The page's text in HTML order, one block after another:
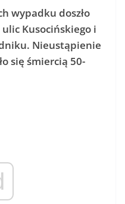
wypadku doszło
Kusocińskiego i
Nieustąpienie
się śmiercią 50-